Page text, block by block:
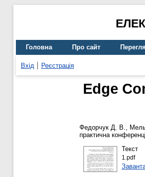
Головна Про сайт
Вхід Реєстрація
Edge
Федорчук Д. В.,
практична
Текст
1.pdf